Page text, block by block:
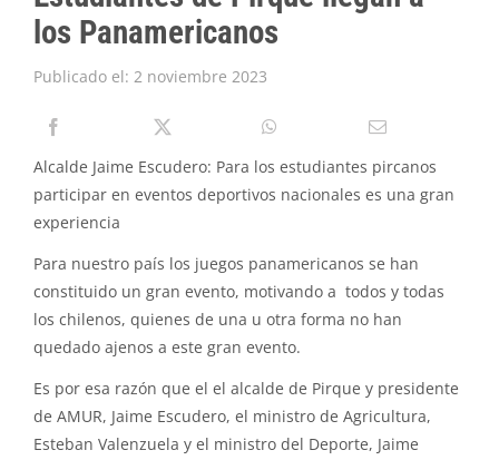
PIRQUE TRANSPARENTE
SOLICITAR INFORMACIÓN TRANSPARENCIA
los Panamericanos
Publicado el: 2 noviembre 2023
Alcalde Jaime Escudero: Para los estudiantes pircanos
participar en eventos deportivos nacionales es una gran
experiencia
Para nuestro país los juegos panamericanos se han
constituido un gran evento, motivando a todos y todas
los chilenos, quienes de una u otra forma no han
quedado ajenos a este gran evento.
Es por esa razón que el el alcalde de Pirque y presidente
de AMUR, Jaime Escudero, el ministro de Agricultura,
Esteban Valenzuela y el ministro del Deporte, Jaime